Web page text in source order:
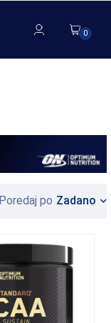
0
Poredaj po Zadano